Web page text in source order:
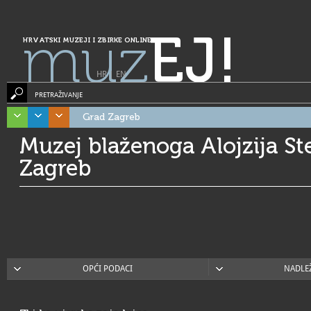
HRVATSKI MUZEJI I ZBIRKE ONLINE
muzEJ!
HR| EN
PRETRAŽIVANJE
Grad Zagreb
Muzej blaženoga Alojzija
Zagreb
OPĆI PODACI